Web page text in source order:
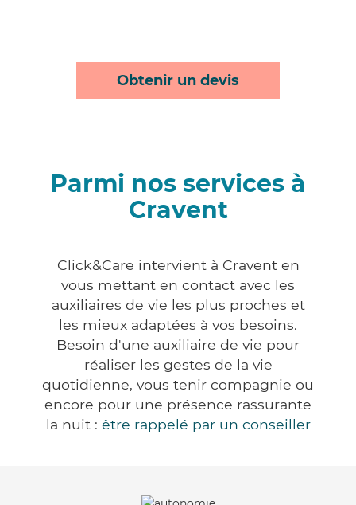
Obtenir un devis
Parmi nos services à
Cravent
Click&Care intervient à Cravent en
vous mettant en contact avec les
auxiliaires de vie les plus proches et
les mieux adaptées à vos besoins.
Besoin d'une auxiliaire de vie pour
réaliser les gestes de la vie
quotidienne, vous tenir compagnie ou
encore pour une présence rassurante
la nuit : être rappelé par un conseiller